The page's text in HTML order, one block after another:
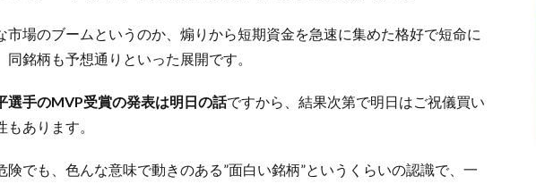
市場のブームというのか、煽りから短期資金を急速に集めた格好で短命に
銘柄も予想通りといった展開です。
選手のMVP受賞の発表は明日の話ですから、結果次第で明日はご祝儀買い
あります。
でも、色んな意味で動きのある”面白い銘柄”というくらいの認識で、一